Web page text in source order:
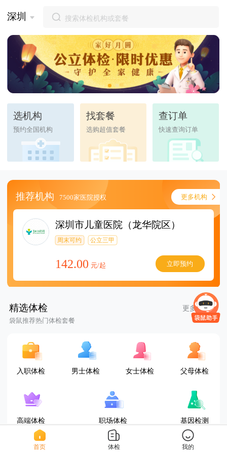
深圳
选机构
预约全国机构
找套餐
选购超值套餐
查订单
快速查询订单
推荐机构 7500家医院授权 更多机构
深圳市儿童医院（龙华院区）
周末可约 公立三甲
142.00 元/起 立即预约
精选体检 更多套餐
袋鼠推荐热门体检套餐
入职体检 男士体检 女士体检 父母体检
高端体检 职场体检 基因检测
首页 体检 我的